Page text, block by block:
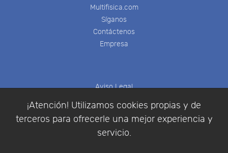
¡Atención! Utilizamos cookies propias y de
terceros para ofrecerle una mejor experiencia y
servicio.
Multifisica.com
Síganos
Contáctenos
Empresa
Aviso Legal
Política de Privacidad
Condiciones de compra
Identificarse